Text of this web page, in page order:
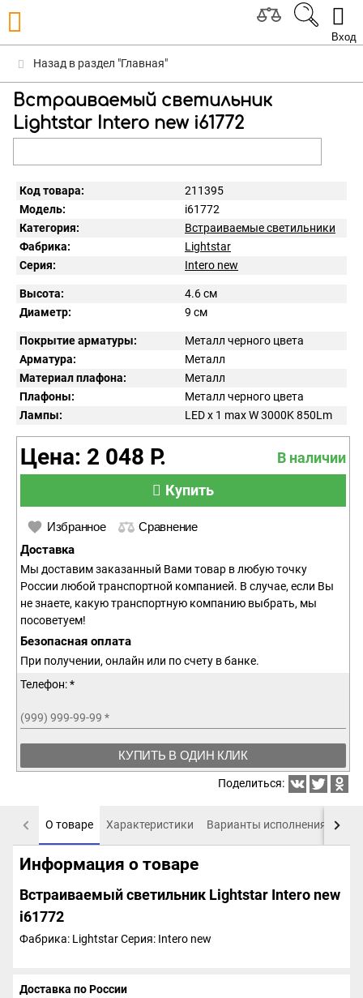
Вход
Назад в раздел "Главная"
Встраиваемый светильник
Lightstar Intero new i61772
Код товара:
211395
Модель:
i61772
Категория:
Встраиваемые светильники
Фабрика:
Lightstar
Серия:
Intero new
Высота:
4.6 см
Диаметр:
9 см
Покрытие арматуры:
Металл черного цвета
Арматура:
Металл
Материал плафона:
Металл
Плафоны:
Металл черного цвета
Лампы:
LED x 1 max W 3000K 850Lm
Цена: 2 048 Р.
В наличии
Купить
Избранное Сравнение
Доставка
Мы доставим заказанный Вами товар в любую точку
России любой транспортной компанией. В случае, если Вы
не знаете, какую транспортную компанию выбрать, мы
посоветуем!
Безопасная оплата
При получении, онлайн или по счету в банке.
Телефон: *
(999) 999-99-99 *
КУПИТЬ В ОДИН КЛИК
Поделиться:
О товаре Характеристики Варианты исполнения
Информация о товаре
Встраиваемый светильник Lightstar Intero new
i61772
Фабрика: LightstarСерия: Intero new
Доставка по России